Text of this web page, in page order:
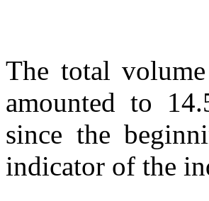
The total
amounted to
since the
indicator of the